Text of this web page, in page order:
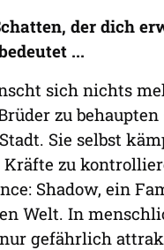
der dich
...
sich nichts
zu
Sie selbst
zu
Shadow, ein
Welt. In
gefährlich